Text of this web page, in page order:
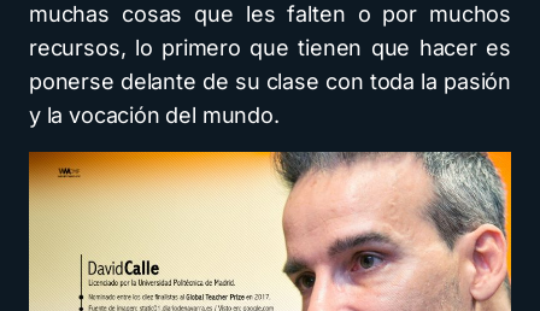
muchas cosas que les falten o por muchos
recursos, lo primero que tienen que hacer es
ponerse delante de su clase con toda la pasión
y la vocación del mundo.